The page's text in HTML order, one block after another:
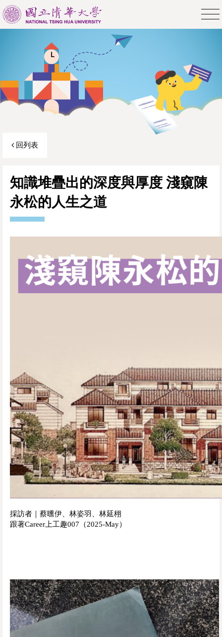
回列表
知識堆疊出的深度與厚度 淺窺陳
永松的人生之道
採訪者｜蔡曛伊、林姿羽、林延栩
跟著Career上工趣007（2025-May）